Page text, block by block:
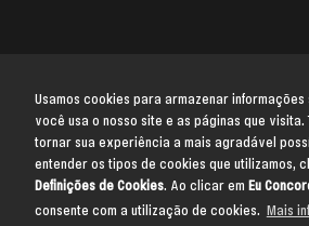
Usamos cookies para armazenar
você usa o nosso site e as páginas que visita.
tornar sua experiência a mais agradável
entender os tipos de cookies que utilizamos,
Definições de Cookies. Ao clicar em Eu
consente com a utilização de cookies. Mais
Voltar para o topo